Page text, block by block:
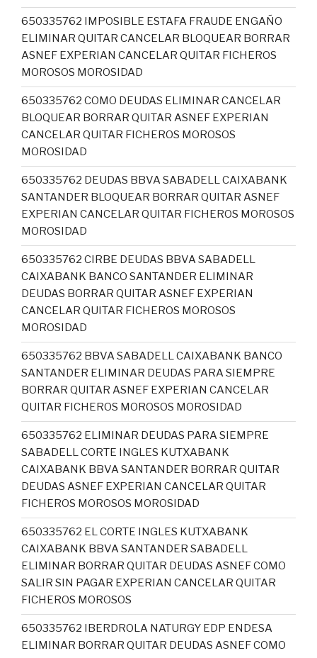
650335762 IMPOSIBLE ESTAFA FRAUDE ENGAÑO
ELIMINAR QUITAR CANCELAR BLOQUEAR BORRAR
ASNEF EXPERIAN CANCELAR QUITAR FICHEROS
MOROSOS MOROSIDAD
650335762 COMO DEUDAS ELIMINAR CANCELAR
BLOQUEAR BORRAR QUITAR ASNEF EXPERIAN
CANCELAR QUITAR FICHEROS MOROSOS
MOROSIDAD
650335762 DEUDAS BBVA SABADELL CAIXABANK
SANTANDER BLOQUEAR BORRAR QUITAR ASNEF
EXPERIAN CANCELAR QUITAR FICHEROS MOROSOS
MOROSIDAD
650335762 CIRBE DEUDAS BBVA SABADELL
CAIXABANK BANCO SANTANDER ELIMINAR
DEUDAS BORRAR QUITAR ASNEF EXPERIAN
CANCELAR QUITAR FICHEROS MOROSOS
MOROSIDAD
650335762 BBVA SABADELL CAIXABANK BANCO
SANTANDER ELIMINAR DEUDAS PARA SIEMPRE
BORRAR QUITAR ASNEF EXPERIAN CANCELAR
QUITAR FICHEROS MOROSOS MOROSIDAD
650335762 ELIMINAR DEUDAS PARA SIEMPRE
SABADELL CORTE INGLES KUTXABANK
CAIXABANK BBVA SANTANDER BORRAR QUITAR
DEUDAS ASNEF EXPERIAN CANCELAR QUITAR
FICHEROS MOROSOS MOROSIDAD
650335762 EL CORTE INGLES KUTXABANK
CAIXABANK BBVA SANTANDER SABADELL
ELIMINAR BORRAR QUITAR DEUDAS ASNEF COMO
SALIR SIN PAGAR EXPERIAN CANCELAR QUITAR
FICHEROS MOROSOS
650335762 IBERDROLA NATURGY EDP ENDESA
ELIMINAR BORRAR QUITAR DEUDAS ASNEF COMO